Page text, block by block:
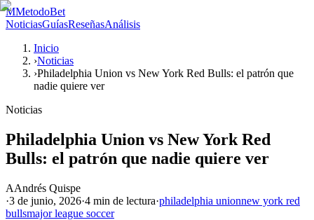
MMetodoBet
NoticiasGuíasReseñasAnálisis
Inicio
›Noticias
›Philadelphia Union vs New York Red Bulls: el patrón que
nadie quiere ver
Noticias
Philadelphia Union vs New York Red
Bulls: el patrón que nadie quiere ver
AAndrés Quispe
·3 de junio, 2026·4 min de lectura·philadelphia unionnew york red
bullsmajor league soccer